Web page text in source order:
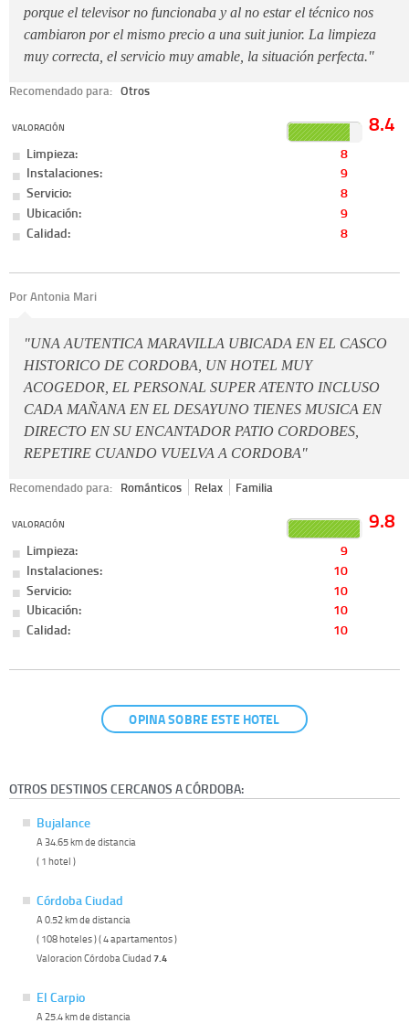
porque el televisor no funcionaba y al no estar el técnico nos
cambiaron por el mismo precio a una suit junior. La limpieza
muy correcta, el servicio muy amable, la situación perfecta."
Recomendado para: Otros
VALORACIÓN 8.4
Limpieza:
8
Instalaciones:
9
Servicio:
8
Ubicación:
9
Calidad:
8
Por Antonia Mari
"UNA AUTENTICA MARAVILLA UBICADA EN EL CASCO
HISTORICO DE CORDOBA, UN HOTEL MUY
ACOGEDOR, EL PERSONAL SUPER ATENTO INCLUSO
CADA MAÑANA EN EL DESAYUNO TIENES MUSICA EN
DIRECTO EN SU ENCANTADOR PATIO CORDOBES,
REPETIRE CUANDO VUELVA A CORDOBA"
Recomendado para: Románticos Relax Familia
VALORACIÓN 9.8
Limpieza:
9
Instalaciones:
10
Servicio:
10
Ubicación:
10
Calidad:
10
OPINA SOBRE ESTE HOTEL
OTROS DESTINOS CERCANOS A CÓRDOBA:
Bujalance
A 34.65 km de distancia
( 1 hotel )
Córdoba Ciudad
A 0.52 km de distancia
( 108 hoteles ) ( 4 apartamentos )
Valoracion Córdoba Ciudad 7.4
El Carpio
A 25.4 km de distancia